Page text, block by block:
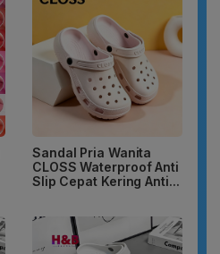
Sandal Pria Wanita
CLOSS Waterproof Anti
Slip Cepat Kering Anti...